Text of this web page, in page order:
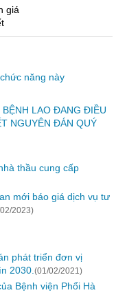
giá
năng này
LAO ĐANG ĐIỀU
NGUYÊN ĐÁN QUÝ
thầu cung cấp
mới báo giá dịch vụ tư
2023)
phát triển đơn vị
2030. (01/02/2021)
Bệnh viện Phổi Hà